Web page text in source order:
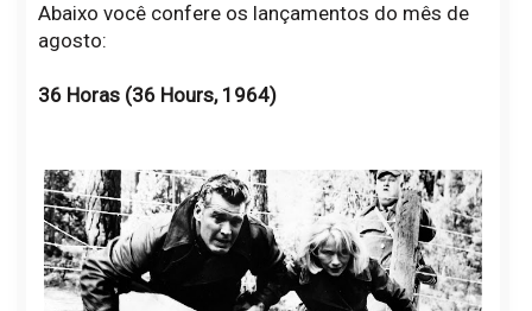
Abaixo você confere os lançamentos do mês de
agosto:
36 Horas (36 Hours, 1964)